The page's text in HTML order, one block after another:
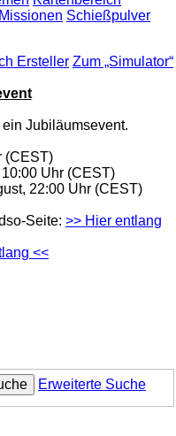
Schießpulver
Ersteller Zum „Simulator“
Jubiläumsevent.
(CEST)
Uhr (CEST)
22:00 Uhr (CEST)
Seite: >> Hier entlang
<<
Erweiterte Suche